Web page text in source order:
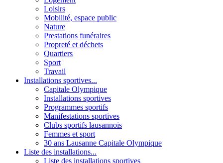
Loisirs
Mobilité, espace public
Nature
Prestations funéraires
Propreté et déchets
Quartiers
Sport
Travail
Installations sportives...
Capitale Olympique
Installations sportives
Programmes sportifs
Manifestations sportives
Clubs sportifs lausannois
Femmes et sport
30 ans Lausanne Capitale Olympique
Liste des installations...
Liste des installations sportives